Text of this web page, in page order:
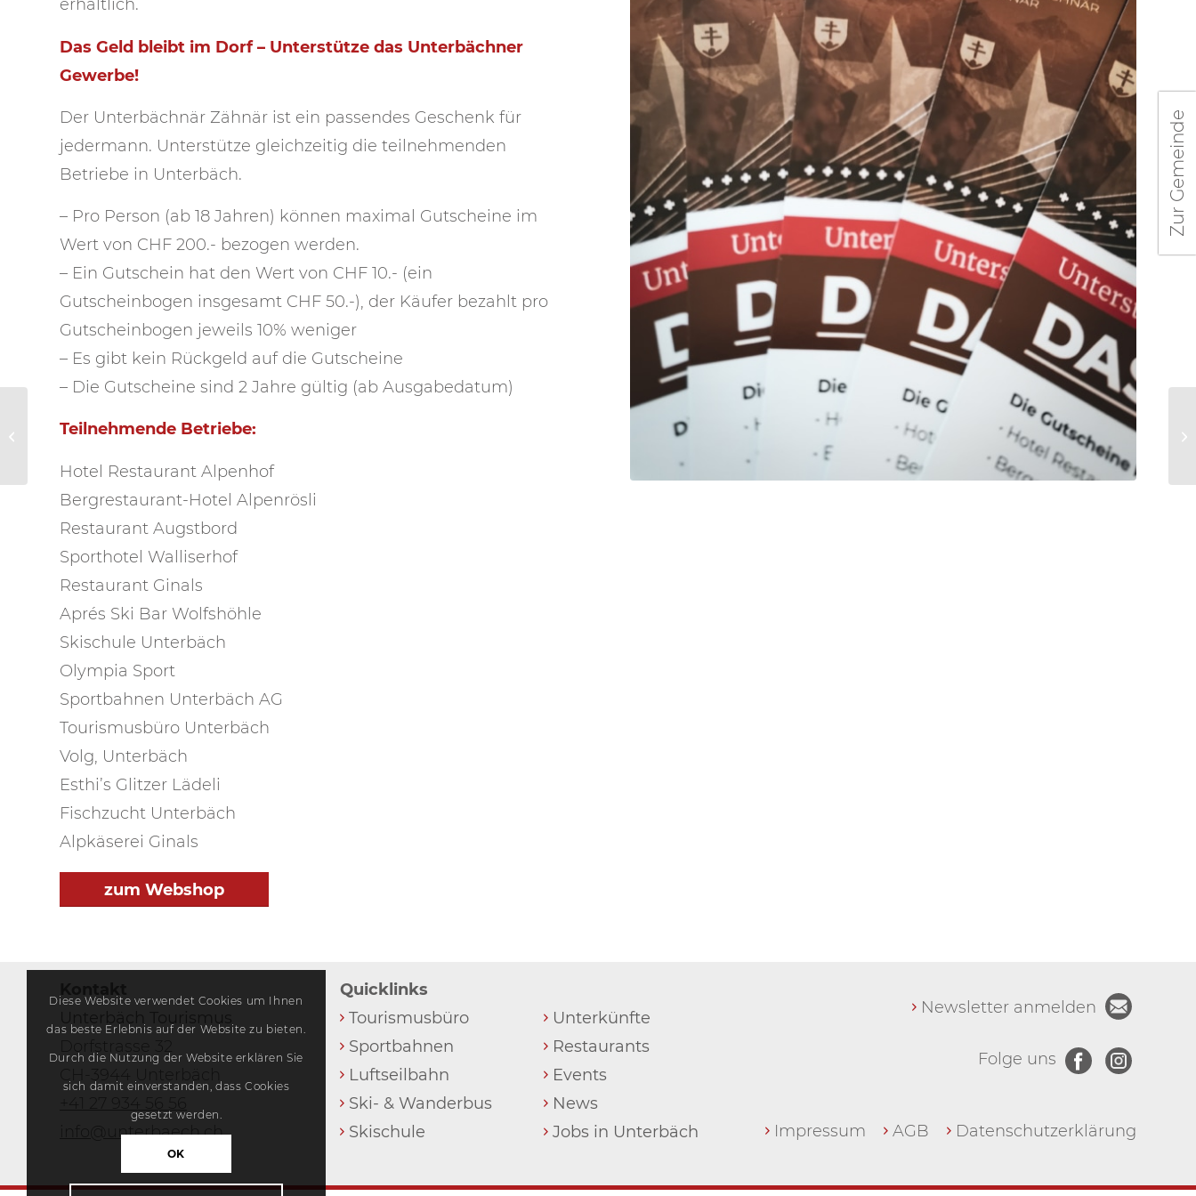
erhältlich.
Das Geld bleibt im Dorf – Unterstütze das Unterbächner
Gewerbe!
Der Unterbächnär Zähnär ist ein passendes Geschenk für
jedermann. Unterstütze gleichzeitig die teilnehmenden
Betriebe in Unterbäch.
– Pro Person (ab 18 Jahren) können maximal Gutscheine im
Wert von CHF 200.- bezogen werden.
– Ein Gutschein hat den Wert von CHF 10.- (ein
Gutscheinbogen insgesamt CHF 50.-), der Käufer bezahlt pro
Gutscheinbogen jeweils 10% weniger
– Es gibt kein Rückgeld auf die Gutscheine
– Die Gutscheine sind 2 Jahre gültig (ab Ausgabedatum)
Teilnehmende Betriebe:
Hotel Restaurant Alpenhof
Bergrestaurant-Hotel Alpenrösli
Restaurant Augstbord
Sporthotel Walliserhof
Restaurant Ginals
Aprés Ski Bar Wolfshöhle
Skischule Unterbäch
Olympia Sport
Sportbahnen Unterbäch AG
Tourismusbüro Unterbäch
Volg, Unterbäch
Esthi’s Glitzer Lädeli
Fischzucht Unterbäch
Alpkäserei Ginals
zum Webshop
info@unterbaech.ch
Zur Gemeinde
Quicklinks
Tourismusbüro
Sportbahnen
Luftseilbahn
Ski- & Wanderbus
Skischule
Unterkünfte
Restaurants
Events
News
Jobs in Unterbäch
Newsletter anmelden
Folge uns
Impressum AGB Datenschutzerklärung
Magic Pass
Diese Website verwendet Cookies um Ihnen
das beste Erlebnis auf der Website zu bieten.
Durch die Nutzung der Website erklären Sie
sich damit einverstanden, dass Cookies
gesetzt werden.
OK